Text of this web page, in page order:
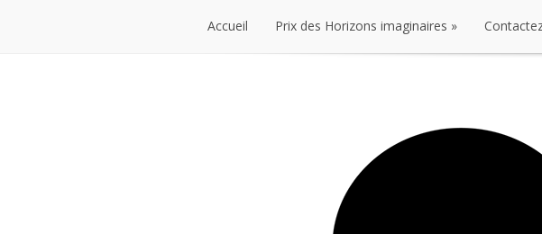
Accueil Prix des Horizons imaginaires